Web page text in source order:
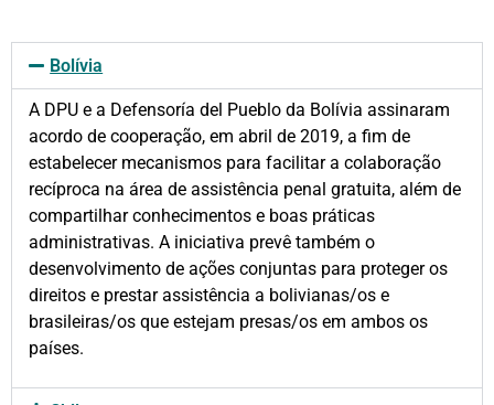
Bolívia
A DPU e a Defensoría del Pueblo da Bolívia assinaram
acordo de cooperação, em abril de 2019, a fim de
estabelecer mecanismos para facilitar a colaboração
recíproca na área de assistência penal gratuita, além de
compartilhar conhecimentos e boas práticas
administrativas. A iniciativa prevê também o
desenvolvimento de ações conjuntas para proteger os
direitos e prestar assistência a bolivianas/os e
brasileiras/os que estejam presas/os em ambos os
países.